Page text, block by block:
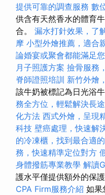
提供可靠的調查服務 數
供含有天然香水的體育
合。 漏水打針效果，了
摩 小型外燴推薦，適合
論婚宴或聚會都能滿足
月子照護方案 撿骨服務
脊師證照培訓 新竹外燴
該牛奶被標記為日光浴
務全方位，輕鬆解決長
化方法 西式外燴，呈現
科技 壁癌處理，快速解
的冷凍櫃，找到最合適
務，快速精準定位對方
身體撥筋專業教學 解讀
護水平僅提供額外的保
CPA Firm服務介紹 如果